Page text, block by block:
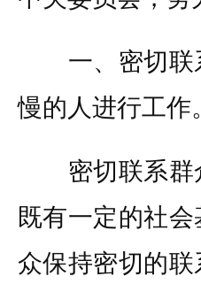
一、密切联系
慢的人进行工作
密切联系群众
既有一定的社
众保持密切的